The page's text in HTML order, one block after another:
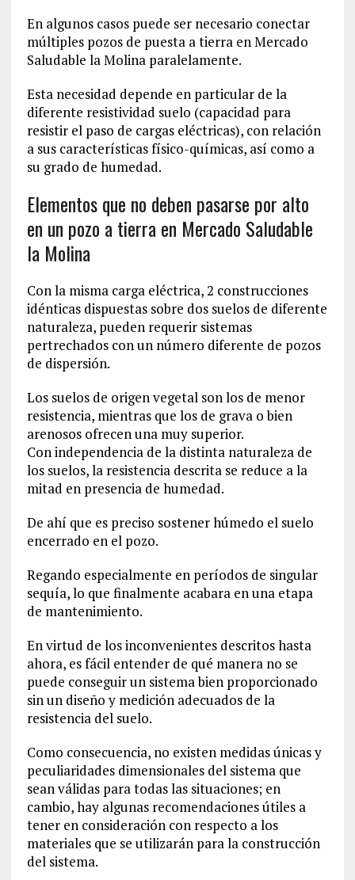
En algunos casos puede ser necesario conectar
múltiples pozos de puesta a tierra en Mercado
Saludable la Molina paralelamente.
Esta necesidad depende en particular de la
diferente resistividad suelo (capacidad para
resistir el paso de cargas eléctricas), con relación
a sus características físico-químicas, así como a
su grado de humedad.
Elementos que no deben pasarse por alto
en un pozo a tierra en Mercado Saludable
la Molina
Con la misma carga eléctrica, 2 construcciones
idénticas dispuestas sobre dos suelos de diferente
naturaleza, pueden requerir sistemas
pertrechados con un número diferente de pozos
de dispersión.
Los suelos de origen vegetal son los de menor
resistencia, mientras que los de grava o bien
arenosos ofrecen una muy superior.
Con independencia de la distinta naturaleza de
los suelos, la resistencia descrita se reduce a la
mitad en presencia de humedad.
De ahí que es preciso sostener húmedo el suelo
encerrado en el pozo.
Regando especialmente en períodos de singular
sequía, lo que finalmente acabara en una etapa
de mantenimiento.
En virtud de los inconvenientes descritos hasta
ahora, es fácil entender de qué manera no se
puede conseguir un sistema bien proporcionado
sin un diseño y medición adecuados de la
resistencia del suelo.
Como consecuencia, no existen medidas únicas y
peculiaridades dimensionales del sistema que
sean válidas para todas las situaciones; en
cambio, hay algunas recomendaciones útiles a
tener en consideración con respecto a los
materiales que se utilizarán para la construcción
del sistema.